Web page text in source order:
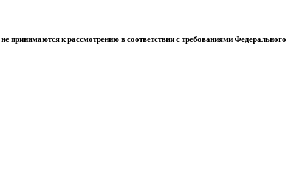
не принимаются к рассмотрению в соответствии с требованиями Федерального